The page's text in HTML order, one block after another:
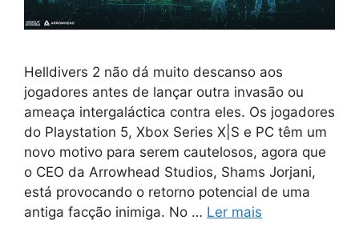
Helldivers 2 não dá muito descanso aos
jogadores antes de lançar outra invasão ou
ameaça intergaláctica contra eles. Os jogadores
do Playstation 5, Xbox Series X|S e PC têm um
novo motivo para serem cautelosos, agora que
o CEO da Arrowhead Studios, Shams Jorjani,
está provocando o retorno potencial de uma
antiga facção inimiga. No … Ler mais